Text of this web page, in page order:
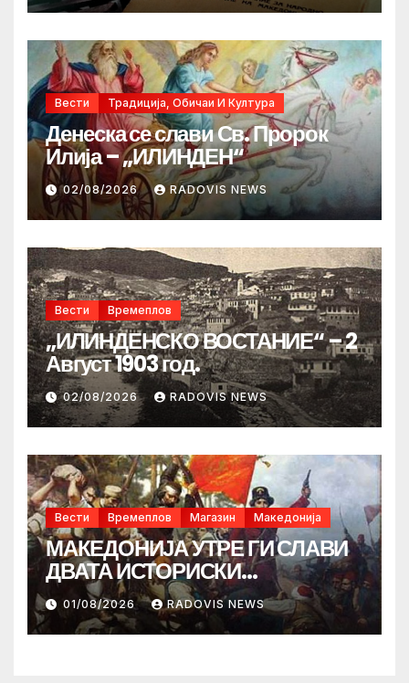
Вести Традиција, Обичаи И Култура
Денеска се слави Св. Пророк
Илија – „ИЛИНДЕН“
02/08/2026 RADOVIS NEWS
Вести Времеплов
„ИЛИНДЕНСКО ВОСТАНИЕ“ – 2
Август 1903 год.
02/08/2026 RADOVIS NEWS
Вести Времеплов Магазин Македонија
МАКЕДОНИЈА УТРЕ ГИ СЛАВИ
ДВАТА ИСТОРИСКИ
ИЛИНДЕНА!
01/08/2026 RADOVIS NEWS